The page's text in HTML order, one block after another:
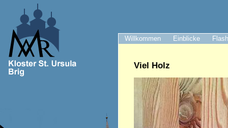
Willkommen Einblicke
Viel Holz